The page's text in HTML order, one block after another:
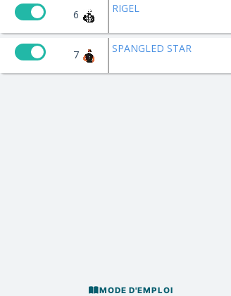
6 RIGEL
7 SPANGLED STAR
MODE D'EMPLOI